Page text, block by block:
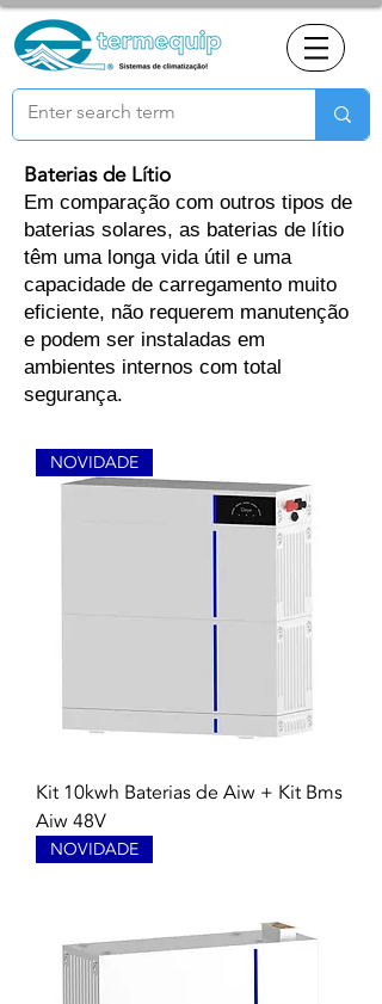
Baterias de Lítio
Em comparação com outros tipos de
baterias solares, as baterias de lítio
têm uma longa vida útil e uma
capacidade de carregamento muito
eficiente, não requerem manutenção
e podem ser instaladas em
ambientes internos com total
segurança.
NOVIDADE
Kit 10kwh Baterias de Aiw + Kit Bms
Aiw 48V
NOVIDADE